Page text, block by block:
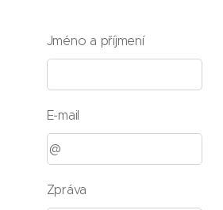
Jméno a příjmení
E-mail
Zpráva